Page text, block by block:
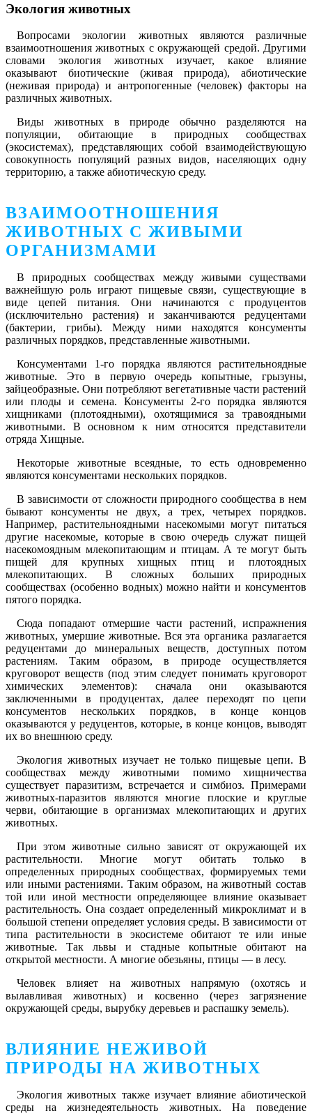
Экология животных
Вопросами экологии животных являются различные
взаимоотношения животных с окружающей средой. Другими
словами экология животных изучает, какое влияние
оказывают биотические (живая природа), абиотические
(неживая природа) и антропогенные (человек) факторы на
различных животных.
Виды животных в природе обычно разделяются на
популяции, обитающие в природных сообществах
(экосистемах), представляющих собой взаимодействующую
совокупность популяций разных видов, населяющих одну
территорию, а также абиотическую среду.
ВЗАИМООТНОШЕНИЯ
ЖИВОТНЫХ С ЖИВЫМИ
ОРГАНИЗМАМИ
В природных сообществах между живыми существами
важнейшую роль играют пищевые связи, существующие в
виде цепей питания. Они начинаются с продуцентов
(исключительно растения) и заканчиваются редуцентами
(бактерии, грибы). Между ними находятся консументы
различных порядков, представленные животными.
Консументами 1-го порядка являются растительноядные
животные. Это в первую очередь копытные, грызуны,
зайцеобразные. Они потребляют вегетативные части растений
или плоды и семена. Консументы 2-го порядка являются
хищниками (плотоядными), охотящимися за травоядными
животными. В основном к ним относятся представители
отряда Хищные.
Некоторые животные всеядные, то есть одновременно
являются консументами нескольких порядков.
В зависимости от сложности природного сообщества в нем
бывают консументы не двух, а трех, четырех порядков.
Например, растительноядными насекомыми могут питаться
другие насекомые, которые в свою очередь служат пищей
насекомоядным млекопитающим и птицам. А те могут быть
пищей для крупных хищных птиц и плотоядных
млекопитающих. В сложных больших природных
сообществах (особенно водных) можно найти и консументов
пятого порядка.
Сюда попадают отмершие части растений, испражнения
животных, умершие животные. Вся эта органика разлагается
редуцентами до минеральных веществ, доступных потом
растениям. Таким образом, в природе осуществляется
круговорот веществ (под этим следует понимать круговорот
химических элементов): сначала они оказываются
заключенными в продуцентах, далее переходят по цепи
консументов нескольких порядков, в конце концов
оказываются у редуцентов, которые, в конце концов, выводят
их во внешнюю среду.
Экология животных изучает не только пищевые цепи. В
сообществах между животными помимо хищничества
существует паразитизм, встречается и симбиоз. Примерами
животных-паразитов являются многие плоские и круглые
черви, обитающие в организмах млекопитающих и других
животных.
При этом животные сильно зависят от окружающей их
растительности. Многие могут обитать только в
определенных природных сообществах, формируемых теми
или иными растениями. Таким образом, на животный состав
той или иной местности определяющее влияние оказывает
растительность. Она создает определенный микроклимат и в
большой степени определяет условия среды. В зависимости от
типа растительности в экосистеме обитают те или иные
животные. Так львы и стадные копытные обитают на
открытой местности. А многие обезьяны, птицы — в лесу.
Человек влияет на животных напрямую (охотясь и
вылавливая животных) и косвенно (через загрязнение
окружающей среды, вырубку деревьев и распашку земель).
ВЛИЯНИЕ НЕЖИВОЙ
ПРИРОДЫ НА ЖИВОТНЫХ
Экология животных также изучает влияние абиотической
среды на жизнедеятельность животных. На поведение